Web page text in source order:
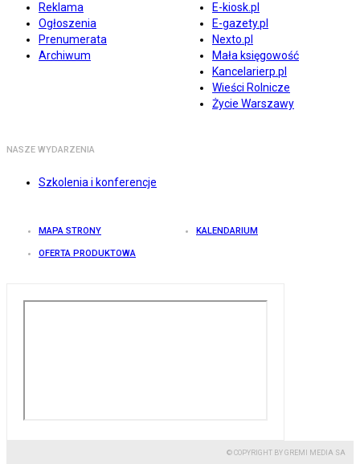
Reklama
Ogłoszenia
Prenumerata
Archiwum
E-kiosk.pl
E-gazety.pl
Nexto.pl
Mała księgowość
Kancelarierp.pl
Wieści Rolnicze
Życie Warszawy
NASZE WYDARZENIA
Szkolenia i konferencje
MAPA STRONY KALENDARIUM
OFERTA PRODUKTOWA
© COPYRIGHT BY GREMI MEDIA SA